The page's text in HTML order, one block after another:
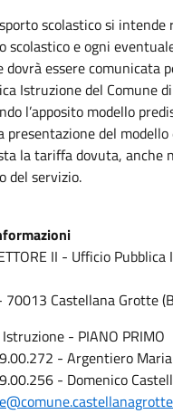
scolastico si intende
scolastico e ogni
dovrà essere comunicata
Istruzione del Comune
l’apposito modello
presentazione del modello
la tariffa dovuta, anche
del servizio.
II - Ufficio
Castellana Grotte
- PIANO PRIMO
- Argentiero Maria
- Domenico